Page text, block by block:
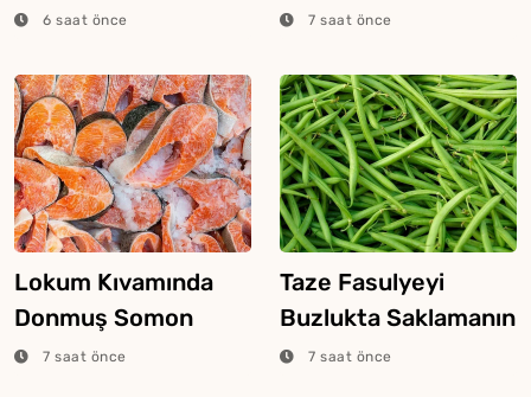
6 saat önce
Dondurmanın Püf
7 saat önce
Lokum Kıvamında
Donmuş Somon
Pişirme Yöntemi
7 saat önce
Taze Fasulyeyi
Buzlukta Saklamanın
4 Farklı Yöntemi
7 saat önce